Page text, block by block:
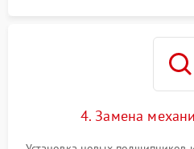
4. Замена